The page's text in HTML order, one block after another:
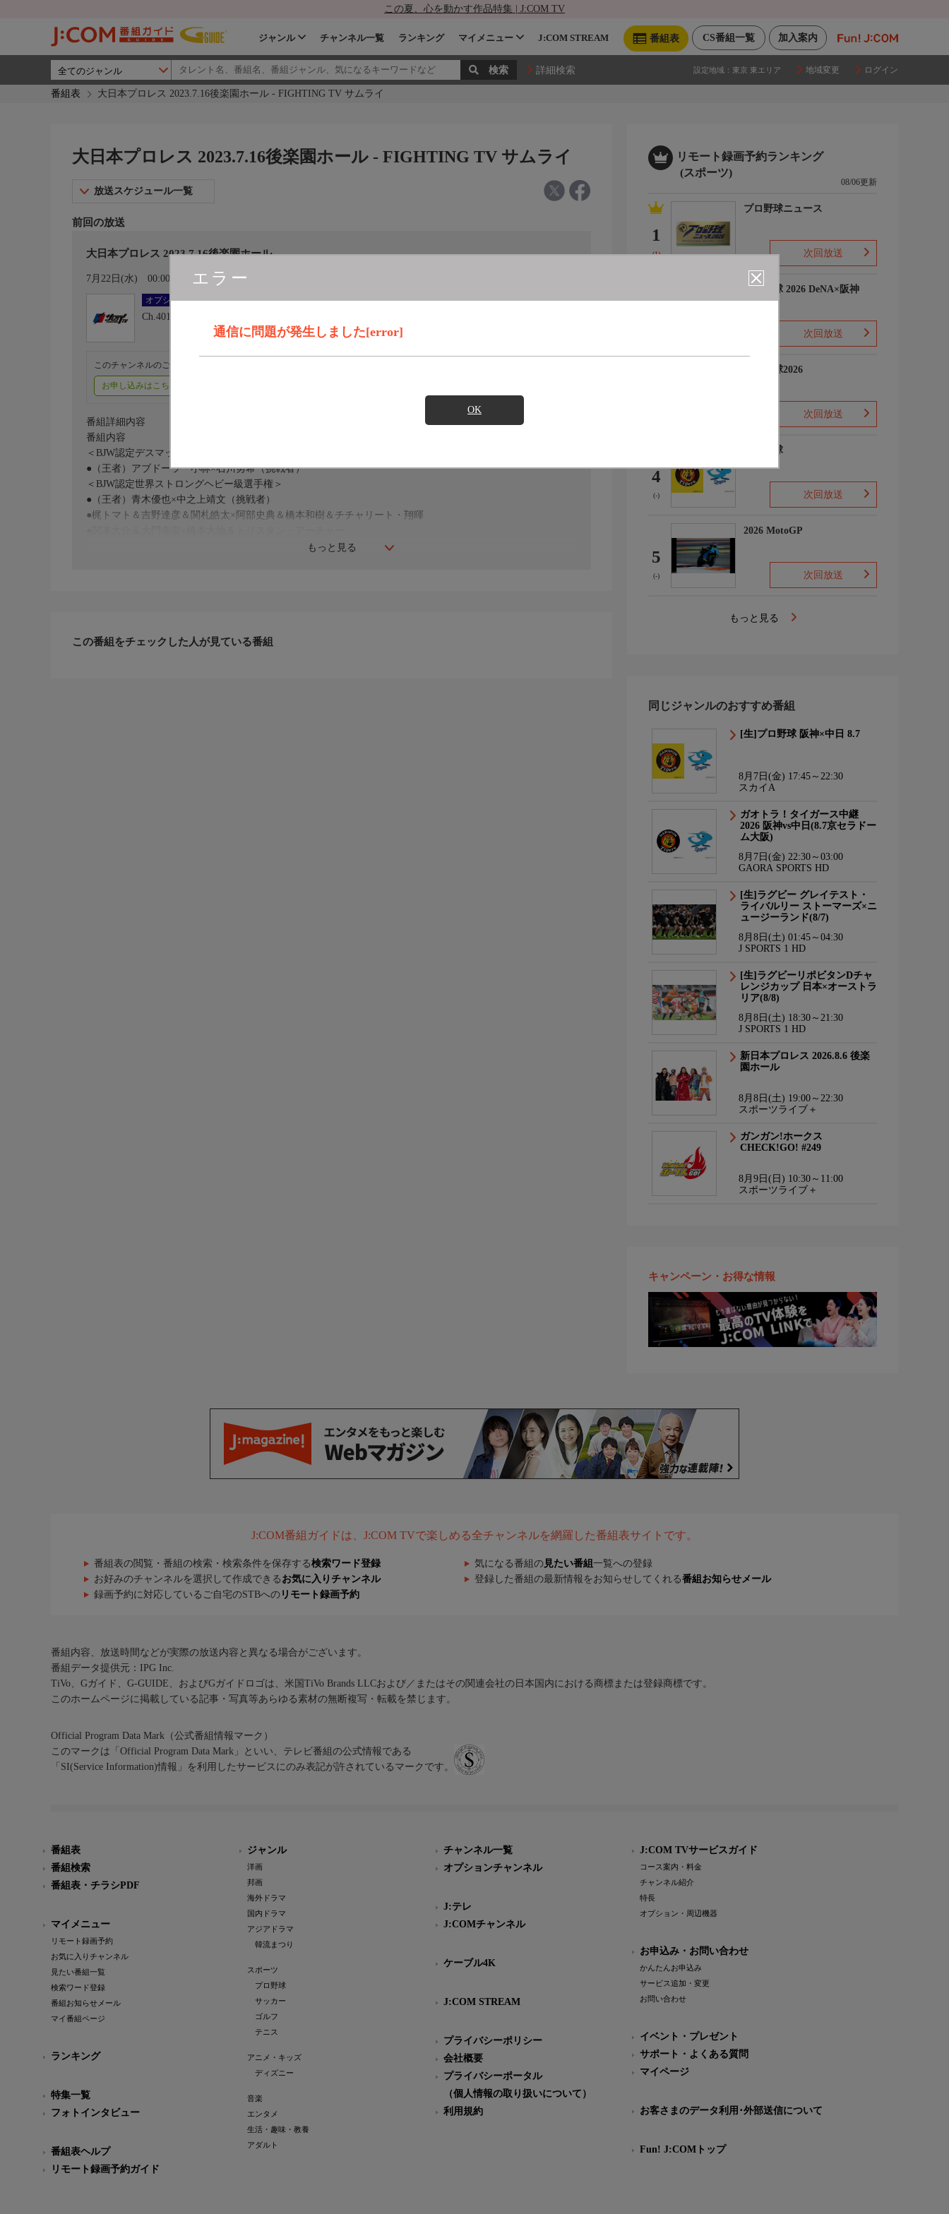
この夏、心を動かす作品特集 | J:COM TV
加入案内
CS番組一覧
番組表
ジャンル チャンネル一覧 ランキング マイメニュー J:COM STREAM
詳細検索 設定地域： 東京 東エリア 地域変更 ログイン
番組表 大日本プロレス 2023.7.16後楽園ホール - FIGHTING TV サムライ
エラー
通信に問題が発生しました[error]
OK
大日本プロレス 2023.7.16後楽園ホール - FIGHTING TV サムライ
放送スケジュール一覧
前回の放送
大日本プロレス 2023.7.16後楽園ホール
7月22日(水) 00:00〜02:00 カレンダー登録
オプション
Ch.401
このチャンネルのご視聴には、オプションチャンネル(有料)のご契約が必要となります。
お申し込みはこちら
もっと見る
番組詳細内容
番組内容
＜BJW認定デスマッチヘビー級選手権＞
●（王者）アブドーラ・小林×石川勇希（挑戦者）
＜BJW認定世界ストロングヘビー級選手権＞
●（王者）青木優也×中之上靖文（挑戦者）
●梶トマト＆吉野達彦＆関札皓太×阿部史典＆橋本和樹＆チチャリート・翔暉
※予告無く内容を変更する場合があります。
この番組をチェックした人が見ている番組
リモート録画予約ランキング
(スポーツ)
08/06更新
1
(1)
プロ野球ニュース
次回放送
プロ野球 2026 DeNA×阪神
次回放送
プロ野球2026
次回放送
4
(-)
プロ野球
次回放送
5
(-)
2026 MotoGP
次回放送
もっと見る
同じジャンルのおすすめ番組
[生]プロ野球 阪神×中日 8.7
8月7日(金) 17:45～22:30
スカイA
ガオトラ！タイガース中継
2026 阪神vs中日(8.7京セラドー
ム大阪)
8月7日(金) 22:30～03:00
GAORA SPORTS HD
[生]ラグビー グレイテスト・
ライバルリー ストーマーズ×ニ
ュージーランド(8/7)
8月8日(土) 01:45～04:30
J SPORTS 1 HD
[生]ラグビーリポビタンDチャ
レンジカップ 日本×オーストラ
リア(8/8)
8月8日(土) 18:30～21:30
J SPORTS 1 HD
新日本プロレス 2026.8.6 後楽
園ホール
8月8日(土) 19:00～22:30
スポーツライブ＋
ガンガン!ホークス
CHECK!GO! #249
8月9日(日) 10:30～11:00
スポーツライブ＋
キャンペーン・お得な情報
J:COM番組ガイドは、J:COM TVで楽しめる全チャンネルを網羅した番組表サイトです。
番組表の閲覧・番組の検索・検索条件を保存する検索ワード登録 気になる番組の 見たい番組 一覧への登録
お好みのチャンネルを選択して作成できる お気に入りチャンネル 登録した番組の最新情報をお知らせしてくれる番組お知らせメール
録画予約に対応しているご自宅のSTBへの リモート録画予約
番組内容、放送時間などが実際の放送内容と異なる場合がございます。
番組データ提供元：IPG Inc.
TiVo、Gガイド、G-GUIDE、およびGガイドロゴは、米国TiVo Brands LLCおよび／またはその関連会社の日本国内における商標または登録商標です。
このホームページに掲載している記事・写真等あらゆる素材の無断複写・転載を禁じます。
Official Program Data Mark（公式番組情報マーク）
このマークは「Official Program Data Mark」といい、テレビ番組の公式情報である
「SI(Service Information)情報」を利用したサービスにのみ表記が許されているマークです。
番組表
番組検索
番組表・チラシPDF
マイメニュー
リモート録画予約
お気に入りチャンネル
見たい番組一覧
検索ワード登録
番組お知らせメール
マイ番組ページ
ランキング
特集一覧
フォトインタビュー
番組表ヘルプ
リモート録画予約ガイド
ジャンル
洋画
邦画
海外ドラマ
国内ドラマ
アジアドラマ
韓流まつり
スポーツ
プロ野球
サッカー
ゴルフ
テニス
アニメ・キッズ
ディズニー
音楽
エンタメ
生活・趣味・教養
アダルト
チャンネル一覧
オプションチャンネル
J:テレ
J:COMチャンネル
ケーブル4K
J:COM STREAM
プライバシーポリシー
会社概要
プライバシーポータル
（個人情報の取り扱いについて）
利用規約
J:COM TVサービスガイド
コース案内・料金
チャンネル紹介
特長
オプション・周辺機器
お申込み・お問い合わせ
かんたんお申込み
サービス追加・変更
お問い合わせ
イベント・プレゼント
サポート・よくある質問
マイページ
お客さまのデータ利用･外部送信について
Fun! J:COMトップ